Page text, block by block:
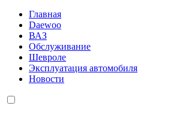
Главная
Daewoo
ВАЗ
Обслуживание
Шевроле
Эксплуатация автомобиля
Новости